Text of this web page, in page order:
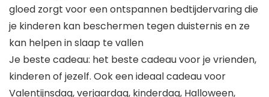
gloed zorgt voor een ontspannen bedtijdervaring die
je kinderen kan beschermen tegen duisternis en ze
kan helpen in slaap te vallen
Je beste cadeau: het beste cadeau voor je vrienden,
kinderen of jezelf. Ook een ideaal cadeau voor
Valentijnsdag, verjaardag, kinderdag, Halloween,